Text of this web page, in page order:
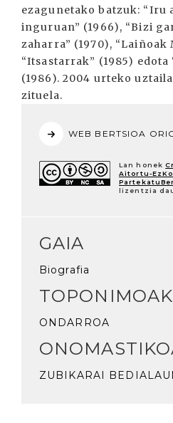
ezagunetako batzuk: “Iru
inguruan” (1966), “Bizi
zaharra” (1970), “Laiñoak
“Itsastarrak” (1985)
(1986). 2004 urteko
zituela.
WEB BERTSIOA
Lan honek
Aitortu-
lizentzia
GAIA
Biografia
TOPONIMOAK
ONDARROA
ZUBIKARAI